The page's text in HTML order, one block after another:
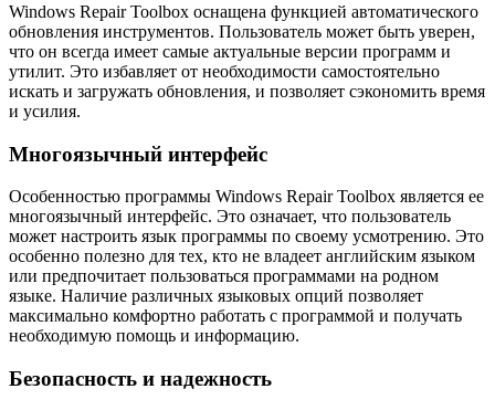
Windows Repair Toolbox оснащена функцией автоматического
обновления инструментов. Пользователь может быть уверен,
что он всегда имеет самые актуальные версии программ и
утилит. Это избавляет от необходимости самостоятельно
искать и загружать обновления, и позволяет сэкономить время
и усилия.
Многоязычный интерфейс
Особенностью программы Windows Repair Toolbox является ее
многоязычный интерфейс. Это означает, что пользователь
может настроить язык программы по своему усмотрению. Это
особенно полезно для тех, кто не владеет английским языком
или предпочитает пользоваться программами на родном
языке. Наличие различных языковых опций позволяет
максимально комфортно работать с программой и получать
необходимую помощь и информацию.
Безопасность и надежность